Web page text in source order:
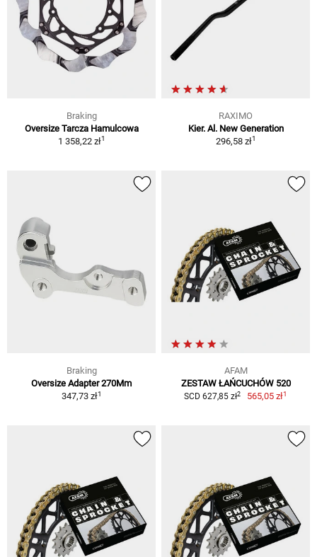
Braking
Oversize Tarcza Hamulcowa
1 358,22 zł1
RAXIMO
Kier. Al. New Generation
296,58 zł1
Braking
Oversize Adapter 270Mm
347,73 zł1
AFAM
ZESTAW ŁAŃCUCHÓW 520
SCD 627,85 zł2 565,05 zł1